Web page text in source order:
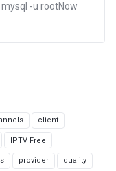
-u rootNow
client
IPTV Free
provider quality